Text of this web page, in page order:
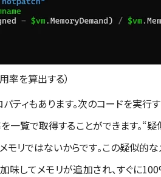
率を算出する）
ィもあります。次のコードを実行
を一覧で取得することができます。
リではないからです。この疑似的
味してメモリが追加され、すぐに